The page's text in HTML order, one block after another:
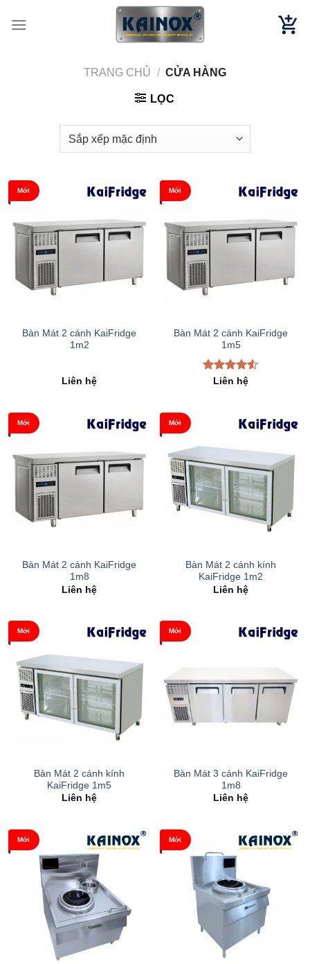
đến
TRANG CHỦ / CỬA HÀNG
LỌC
Mới
Bàn Mát 2 cánh KaiFridge
1m2
Liên hệ
Mới
Bàn Mát 2 cánh KaiFridge
1m5
Được xếp
Liên hệ
Mới
Bàn Mát 2 cánh KaiFridge
1m8
Liên hệ
Mới
Bàn Mát 2 cánh kính
KaiFridge 1m2
Liên hệ
Mới
Bàn Mát 2 cánh kính
KaiFridge 1m5
Liên hệ
Mới
Bàn Mát 3 cánh KaiFridge
1m8
Liên hệ
Mới Mới